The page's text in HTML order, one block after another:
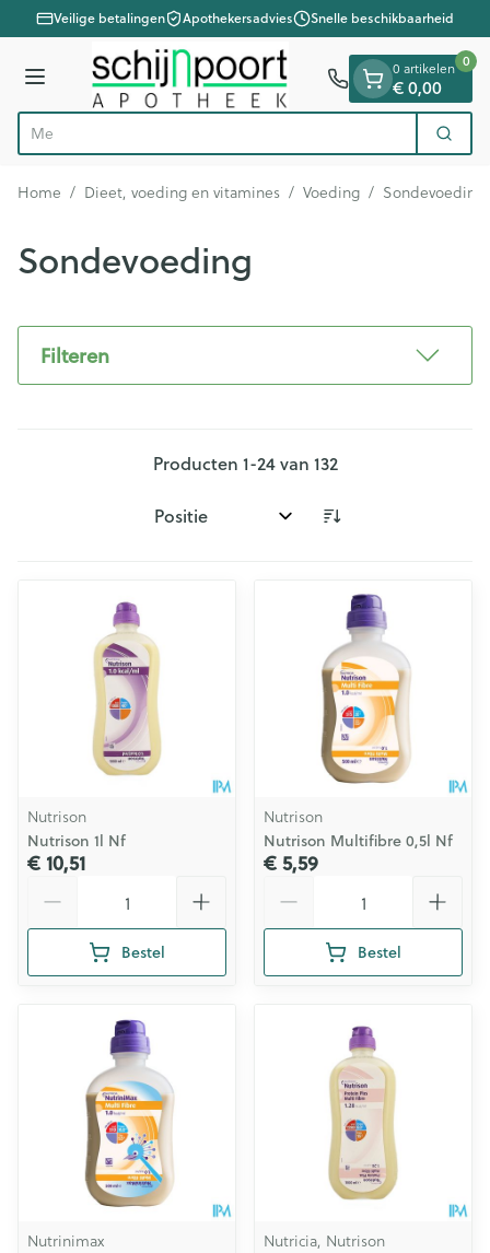
Ga naar de inhoud
1 van 1Veilige betalingen Apothekersadvies Snelle beschikbaarheid
Menu
Product, merk, categorie...
V Zoek
0 artikelen
€ 0,00
0
Home / Dieet, voeding en vitamines / Voeding / Sondevoeding
Sondevoeding
Filteren
Producten 1-24van 132
Sorteer op:
Nutrison
Nutrison 1l Nf
€ 10,51
Bestel
Nutrison
Nutrison Multifibre 0,5l Nf
€ 5,59
Bestel
Nutrinimax Nutricia, Nutrison